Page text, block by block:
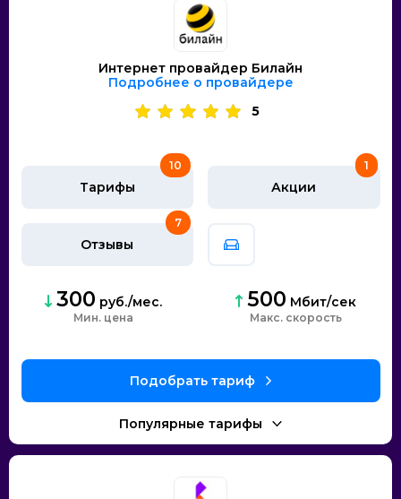
Интернет провайдер Билайн
Подробнее о провайдере
5
Тарифы
10
Акции
1
Отзывы
7
300 руб./мес.
Мин. цена
500 Мбит/сек
скорость